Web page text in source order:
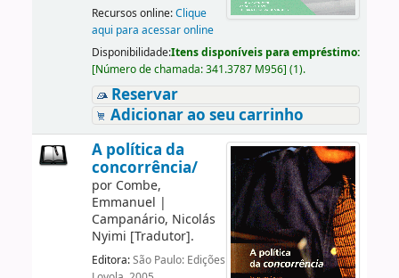
Recursos online:Clique
aqui para acessar online
Disponibilidade:Itens disponíveis para empréstimo:
[Número de chamada:341.3787 M956] (1).
Reservar
Adicionar ao seu carrinho
A política da
concorrência/
por Combe,
Emmanuel |
Campanário, Nicolás
Nyimi [Tradutor].
Editora:São Paulo: Edições